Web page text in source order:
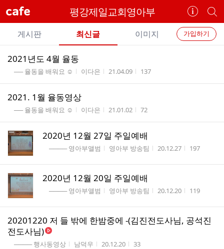
cafe 평강제일교회영아부
카
페
정
보
개
별
카
페
카
메
가입하기
게시판 최신글 이미지
전
글
리
2021년도 4월 율동
게시판명
── 율동을 배워요 ☺ 작성자
이다은 작성시간
21.04.09 조회수
137
2021. 1월 율동영상
게시판명
── 율동을 배워요 ☺ 작성자
이다은 작성시간
21.01.02 조회수
72
2020년 12월 27일 주일예배
게시판명
──── 영아부앨범 작성자
영아부 방송팀 작성시간
20.12.27 조회수
197
2020년 12월 20일 주일예배
게시판명
──── 영아부앨범 작성자
영아부 방송팀 작성시간
20.12.20 조회수
119
20201220 저 들 밖에 한밤중에 -(김진전도사님, 공석진
전도사님)
게시판명
──── 행사동영상 작성자
남덕우 작성시간
20.12.20 조회수
33